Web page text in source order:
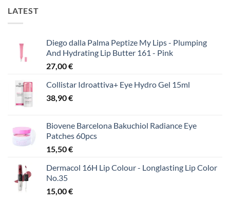
LATEST
Diego dalla Palma Peptize My Lips - Plumping
And Hydrating Lip Butter 161 - Pink
27,00€
Collistar Idroattiva+ Eye Hydro Gel 15ml
38,90€
Biovene Barcelona Bakuchiol Radiance Eye
Patches 60pcs
15,50€
Dermacol 16H Lip Colour - Longlasting Lip Color
No.35
15,00€